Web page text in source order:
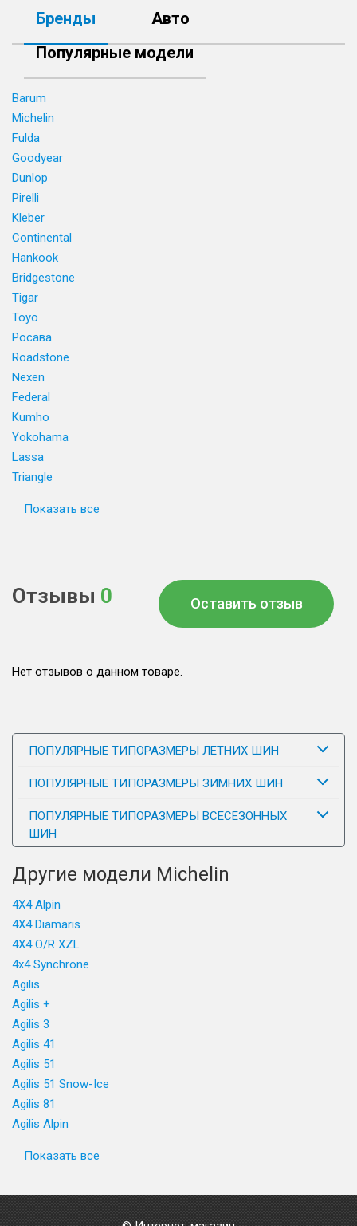
Бренды
Авто
Популярные модели
Barum
Michelin
Fulda
Goodyear
Dunlop
Pirelli
Kleber
Continental
Hankook
Bridgestone
Tigar
Toyo
Росава
Roadstone
Nexen
Federal
Kumho
Yokohama
Lassa
Triangle
Показать все
Отзывы 0 Оставить отзыв
Нет отзывов о данном товаре.
ПОПУЛЯРНЫЕ ТИПОРАЗМЕРЫ ЛЕТНИХ ШИН
ПОПУЛЯРНЫЕ ТИПОРАЗМЕРЫ ЗИМНИХ ШИН
ПОПУЛЯРНЫЕ ТИПОРАЗМЕРЫ ВСЕСЕЗОННЫХ
ШИН
Другие модели Michelin
4X4 Alpin
4X4 Diamaris
4X4 O/R XZL
4x4 Synchrone
Agilis
Agilis +
Agilis 3
Agilis 41
Agilis 51
Agilis 51 Snow-Ice
Agilis 81
Agilis Alpin
Показать все